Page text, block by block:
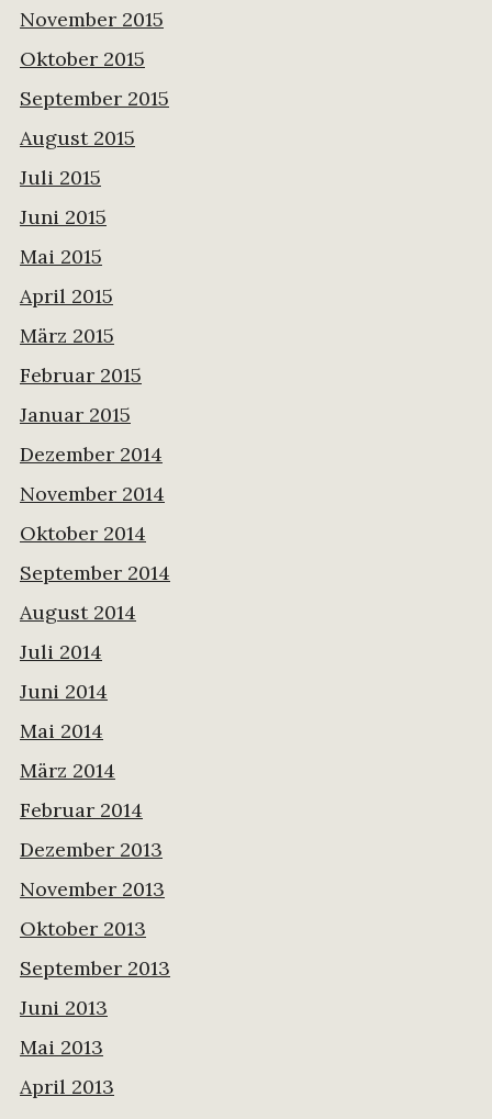
November 2015
Oktober 2015
September 2015
August 2015
Juli 2015
Juni 2015
Mai 2015
April 2015
März 2015
Februar 2015
Januar 2015
Dezember 2014
November 2014
Oktober 2014
September 2014
August 2014
Juli 2014
Juni 2014
Mai 2014
März 2014
Februar 2014
Dezember 2013
November 2013
Oktober 2013
September 2013
Juni 2013
Mai 2013
April 2013